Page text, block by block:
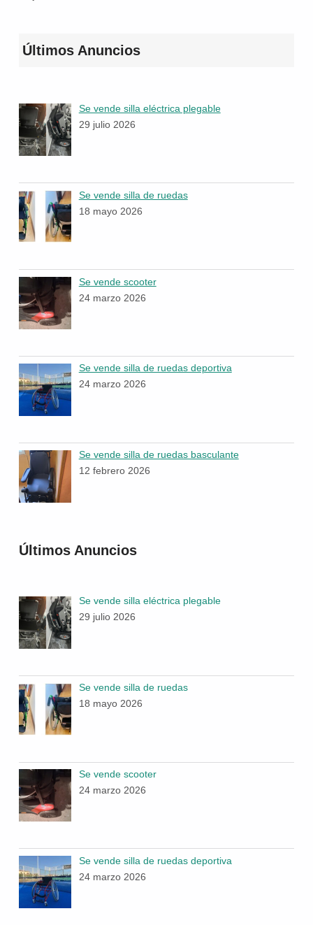
Últimos Anuncios
Se vende silla eléctrica plegable
29 julio 2026
Se vende silla de ruedas
18 mayo 2026
Se vende scooter
24 marzo 2026
Se vende silla de ruedas deportiva
24 marzo 2026
Se vende silla de ruedas basculante
12 febrero 2026
Últimos Anuncios
Se vende silla eléctrica plegable
29 julio 2026
Se vende silla de ruedas
18 mayo 2026
Se vende scooter
24 marzo 2026
Se vende silla de ruedas deportiva
24 marzo 2026